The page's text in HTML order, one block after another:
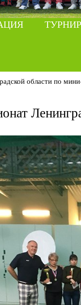
области по